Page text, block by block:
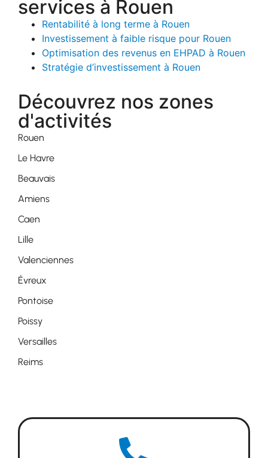
services à Rouen
Rentabilité à long terme à Rouen
Investissement à faible risque pour Rouen
Optimisation des revenus en EHPAD à Rouen
Stratégie d’investissement à Rouen
Découvrez nos zones
d'activités
Rouen
Le Havre
Beauvais
Amiens
Caen
Lille
Valenciennes
Évreux
Pontoise
Poissy
Versailles
Reims